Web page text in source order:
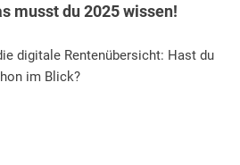
musst du 2025 wissen!
digitale Rentenübersicht: Hast du
im Blick?